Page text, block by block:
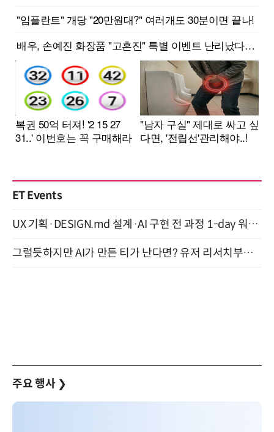
ET Events
UX 기획·DESIGN.md 설계·AI 구현 전 과정 1-day 워크숍 with Claude Code·Codex 9월 15일 개최
그럴듯하지만 AI가 만든 티가 난다면? 유저 리서치부터 배포까지! (9/15)
주요 행사 ❯